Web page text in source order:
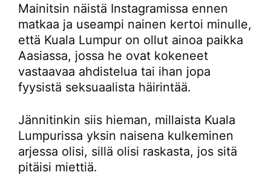
Mainitsin näistä Instagramissa ennen
matkaa ja useampi nainen kertoi minulle,
että Kuala Lumpur on ollut ainoa paikka
Aasiassa, jossa he ovat kokeneet
vastaavaa ahdistelua tai ihan jopa
fyysistä seksuaalista häirintää.
Jännitinkin siis hieman, millaista Kuala
Lumpurissa yksin naisena kulkeminen
arjessa olisi, sillä olisi raskasta, jos sitä
pitäisi miettiä.